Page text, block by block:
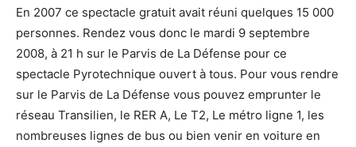
En 2007 ce spectacle gratuit avait réuni quelques 15 000
personnes. Rendez vous donc le mardi 9 septembre
2008, à 21 h sur le Parvis de La Défense pour ce
spectacle Pyrotechnique ouvert à tous. Pour vous rendre
sur le Parvis de La Défense vous pouvez emprunter le
réseau Transilien, le RER A, Le T2, Le métro ligne 1, les
nombreuses lignes de bus ou bien venir en voiture en